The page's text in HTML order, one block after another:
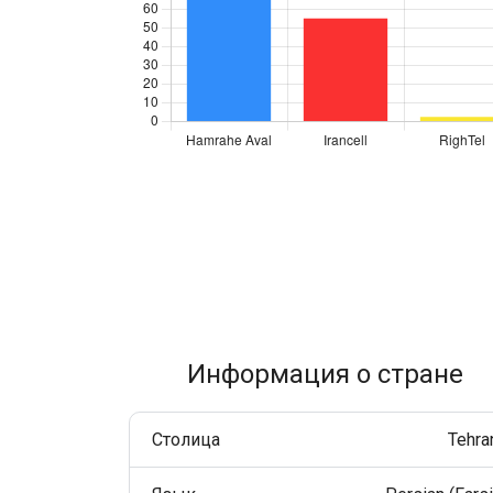
Улучшайте взаимодействие с клиентами через
WhatsApp по всему миру.
RCS Messaging
Откройте возможности бизнес-сообщений нового
поколения с мультимедиа и интерактивностью.
Информация о стране
Столица